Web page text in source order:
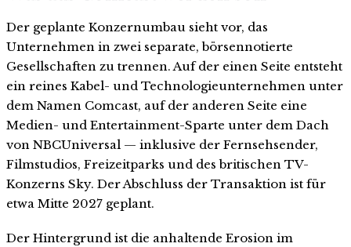
Der geplante Konzernumbau sieht vor, das
Unternehmen in zwei separate, börsennotierte
Gesellschaften zu trennen. Auf der einen Seite entsteht
ein reines Kabel- und Technologieunternehmen unter
dem Namen Comcast, auf der anderen Seite eine
Medien- und Entertainment-Sparte unter dem Dach
von NBCUniversal — inklusive der Fernsehsender,
Filmstudios, Freizeitparks und des britischen TV-
Konzerns Sky. Der Abschluss der Transaktion ist für
etwa Mitte 2027 geplant.
Der Hintergrund ist die anhaltende Erosion im